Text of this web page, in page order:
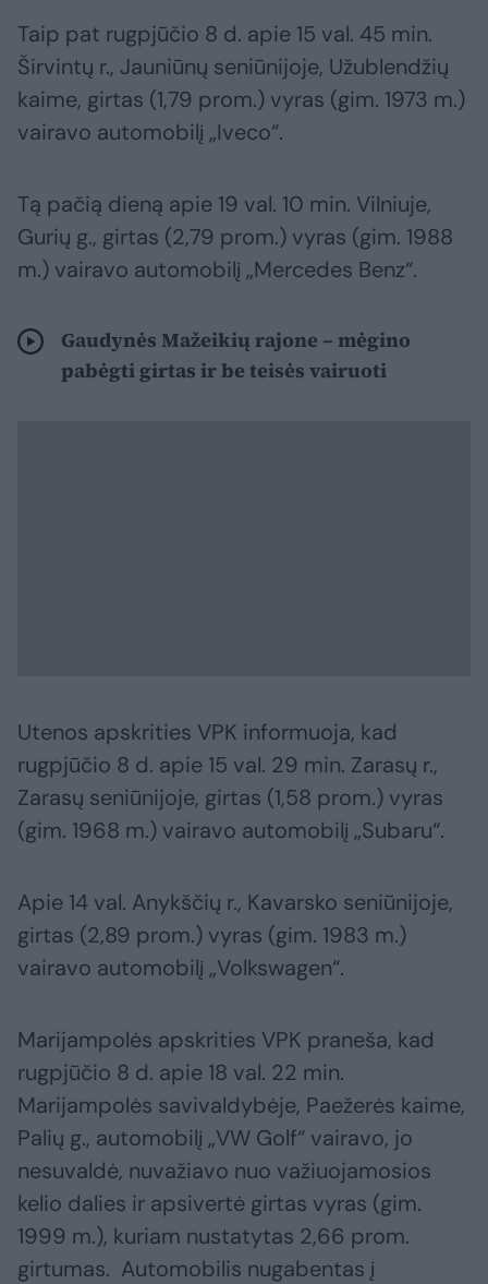
Taip pat rugpjūčio 8 d. apie 15 val. 45 min.
Širvintų r., Jauniūnų seniūnijoje, Užublendžių
kaime, girtas (1,79 prom.) vyras (gim. 1973 m.)
vairavo automobilį „Iveco“.
Tą pačią dieną apie 19 val. 10 min. Vilniuje,
Gurių g., girtas (2,79 prom.) vyras (gim. 1988
m.) vairavo automobilį „Mercedes Benz“.
Gaudynės Mažeikių rajone – mėgino
pabėgti girtas ir be teisės vairuoti
Utenos apskrities VPK informuoja, kad
rugpjūčio 8 d. apie 15 val. 29 min. Zarasų r.,
Zarasų seniūnijoje, girtas (1,58 prom.) vyras
(gim. 1968 m.) vairavo automobilį „Subaru“.
Apie 14 val. Anykščių r., Kavarsko seniūnijoje,
girtas (2,89 prom.) vyras (gim. 1983 m.)
vairavo automobilį „Volkswagen“.
Marijampolės apskrities VPK praneša, kad
rugpjūčio 8 d. apie 18 val. 22 min.
Marijampolės savivaldybėje, Paežerės kaime,
Palių g., automobilį „VW Golf“ vairavo, jo
nesuvaldė, nuvažiavo nuo važiuojamosios
kelio dalies ir apsivertė girtas vyras (gim.
1999 m.), kuriam nustatytas 2,66 prom.
girtumas. Automobilis nugabentas į